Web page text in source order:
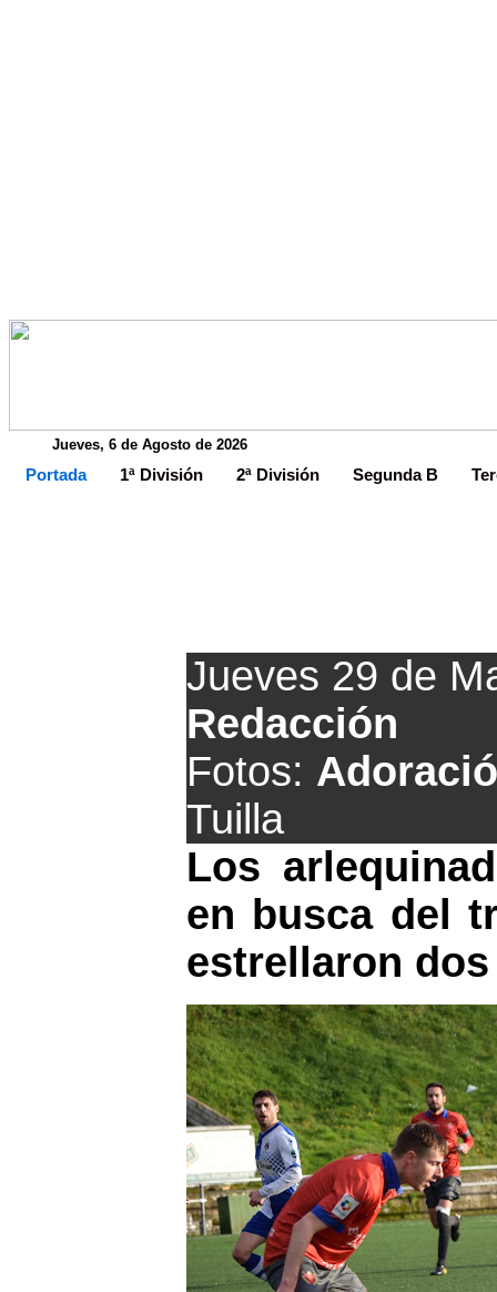
Jueves, 6 de Agosto de 2026
Portada 1ª División 2ª División Segunda B
Jueves 29 de
Redacción
Fotos:
Tuilla
Los
en busca del
estrellaron